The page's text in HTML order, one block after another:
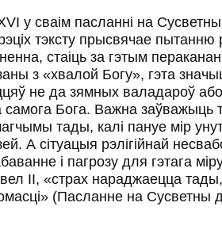
у сваім пасланні на Сусветны
тэксту прысвячае пытанню
стаіць за гэтым
з «хвалой Богу», гэта
не да зямных валадароў
Бога. Важна заўважыць
тады, калі пануе мір
А сітуацыя рэлігійнай
і пагрозу для гэтага
ІІ, «страх нараджаецца тады,
(Пасланне на Сусветны